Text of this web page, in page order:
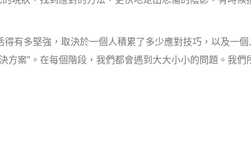
有多堅強，取決於一個人積累了多少應對技巧，以及一
方案”。在每個階段，我們都會遇到大大小小的問題。我們